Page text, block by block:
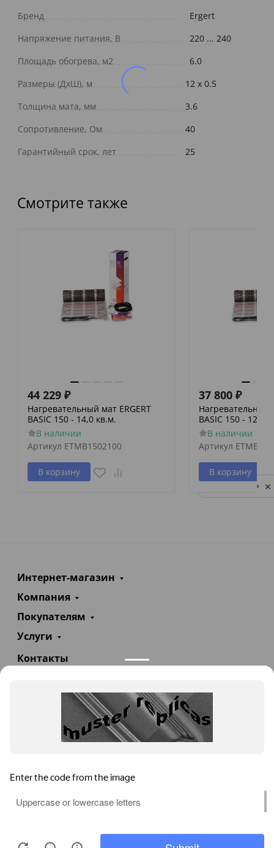
Бренд
Ergert
Напряжение питания, В
220 ... 240
Площадь обогрева, м2
6.0
Размеры (ДxШ), м
12 x 0.5
Толщина мата, мм
3.6
Сопротивление, Ом
40
Гарантийный срок, лет
25
Смотрите также
44 229 ₽
Нагревательный мат ERGERT
BASIC 150 - 14,0 кв.м.
В наличии
Артикул ETMB1502100
В корзину
37 800 ₽
Нагревательный
BASIC 150 - 12,0
В наличии
Артикул
В корзину
Интернет-магазин
Компания
Покупателям
Услуги
Контакты
info@teploexpert.com
Пн—Сб 09:00 – 18:00
TeploExpert.com © 2008 - 2026 Оборудование для
систем отопления, водоснабжения, канализации
Privacy notice